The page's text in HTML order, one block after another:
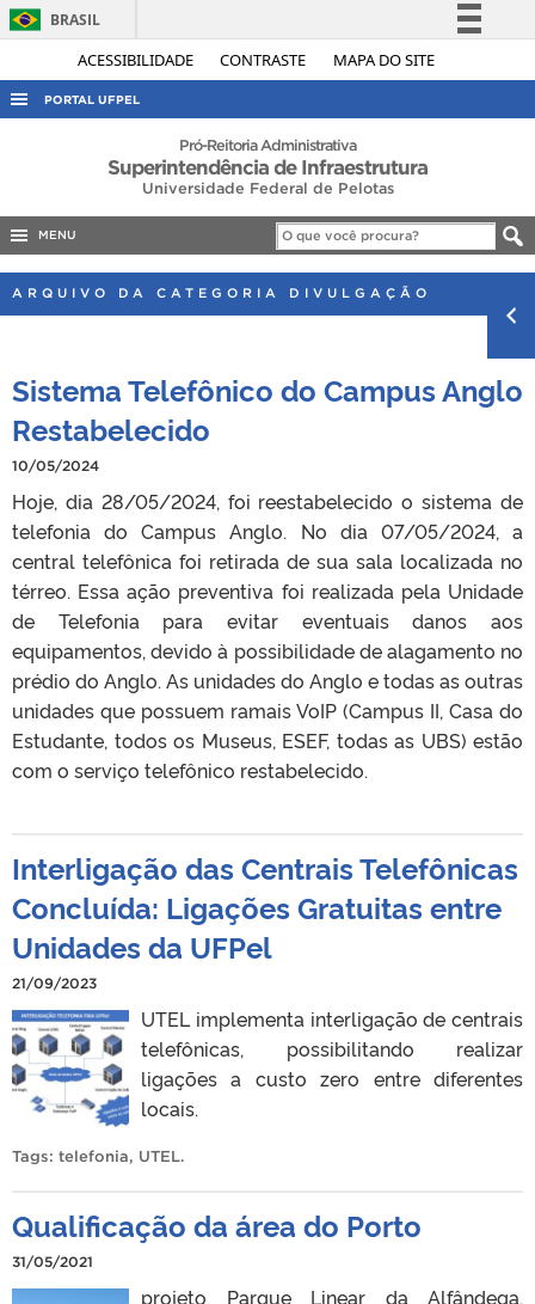
ACESSIBILIDADE CONTRASTE MAPA DO SITE
BRASIL
Simplifique!
Acesso à informação
Canais
PORTAL UFPEL
ACESSO À INFORMAÇÃO
OUVIDORIA
PORTARIAS
TELEFONES
Pró-Reitoria Administrativa
Superintendência de Infraestrutura
Universidade Federal de Pelotas
MENU
ARQUIVO DA CATEGORIA DIVULGAÇÃO
Sistema Telefônico do Campus Anglo
Restabelecido
10/05/2024
Hoje, dia 28/05/2024, foi reestabelecido o sistema de
telefonia do Campus Anglo. No dia 07/05/2024, a
central telefônica foi retirada de sua sala localizada no
térreo. Essa ação preventiva foi realizada pela Unidade
de Telefonia para evitar eventuais danos aos
equipamentos, devido à possibilidade de alagamento no
prédio do Anglo. As unidades do Anglo e todas as outras
unidades que possuem ramais VoIP (Campus II, Casa do
Estudante, todos os Museus, ESEF, todas as UBS) estão
com o serviço telefônico restabelecido.
Interligação das Centrais Telefônicas
Concluída: Ligações Gratuitas entre
Unidades da UFPel
21/09/2023
UTEL implementa interligação de centrais
telefônicas, possibilitando realizar
ligações a custo zero entre diferentes
locais.
Tags: telefonia, UTEL.
Qualificação da área do Porto
31/05/2021
projeto Parque Linear da Alfândega,